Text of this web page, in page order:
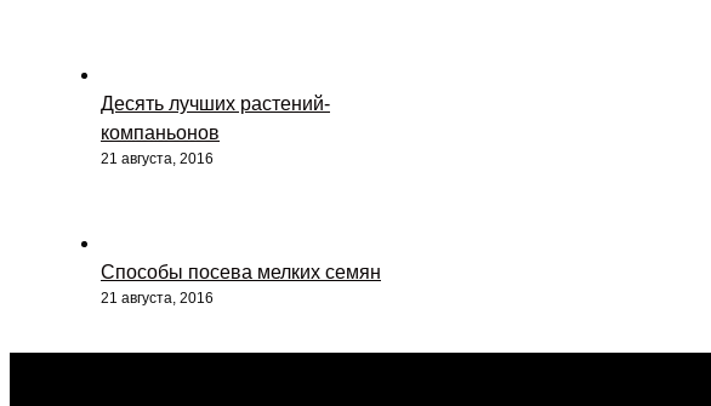
Десять лучших растений-
компаньонов
21 августа, 2016
Способы посева мелких семян
21 августа, 2016